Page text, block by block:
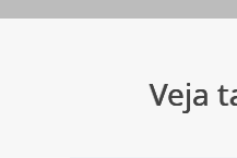
Veja